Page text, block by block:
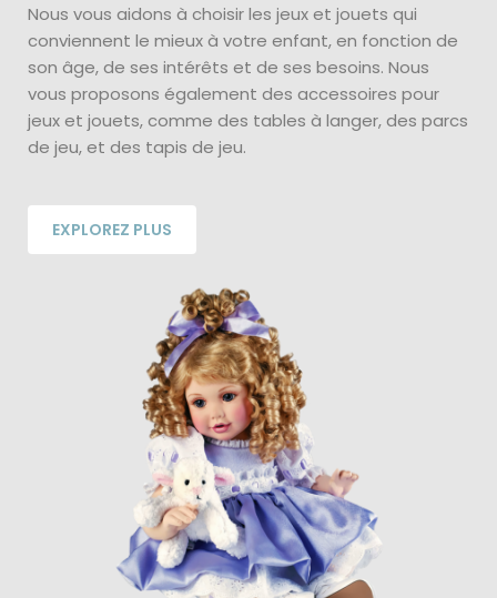
Nous vous aidons à choisir les jeux et jouets qui
conviennent le mieux à votre enfant, en fonction de
son âge, de ses intérêts et de ses besoins. Nous
vous proposons également des accessoires pour
jeux et jouets, comme des tables à langer, des parcs
de jeu, et des tapis de jeu.
EXPLOREZ PLUS